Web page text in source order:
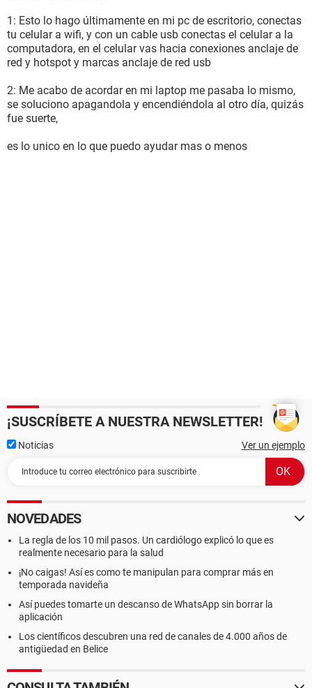
1: Esto lo hago últimamente en mi pc de escritorio, conectas
tu celular a wifi, y con un cable usb conectas el celular a la
computadora, en el celular vas hacia conexiones anclaje de
red y hotspot y marcas anclaje de red usb
2: Me acabo de acordar en mi laptop me pasaba lo mismo,
se soluciono apagandola y encendiéndola al otro día, quizás
fue suerte,
es lo unico en lo que puedo ayudar mas o menos
¡SUSCRÍBETE A NUESTRA NEWSLETTER!
Noticias Ver un ejemplo
NOVEDADES
La regla de los 10 mil pasos. Un cardiólogo explicó lo que es
realmente necesario para la salud
¡No caigas! Así es como te manipulan para comprar más en
temporada navideña
Así puedes tomarte un descanso de WhatsApp sin borrar la
aplicación
Los científicos descubren una red de canales de 4.000 años de
antigüedad en Belice